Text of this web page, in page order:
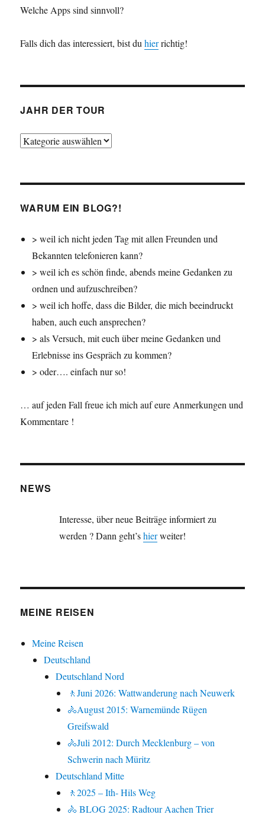
Welche Apps sind sinnvoll?
Falls dich das interessiert, bist duhierrichtig!
JAHR DER TOUR
Jahr
WARUM EIN BLOG?!
> weil ich nicht jeden Tag mit allen Freunden und
Bekannten telefonieren kann?
> weil ich es schön finde, abends meine Gedanken zu
ordnen und aufzuschreiben?
> weil ich hoffe, dass die Bilder, die mich beeindruckt
haben, auch euch ansprechen?
> als Versuch, mit euch über meine Gedanken und
Erlebnisse ins Gespräch zu kommen?
> oder…. einfach nur so!
… auf jeden Fall freue ich mich auf eure Anmerkungen und
Kommentare !
NEWS
Interesse, über neue Beiträge informiert zu
werden ? Dann geht’shierweiter!
MEINE REISEN
Meine Reisen
Deutschland
Deutschland Nord
🚶Juni 2026: Wattwanderung nach Neuwerk
🚴August 2015: Warnemünde Rügen
Greifswald
🚴Juli 2012: Durch Mecklenburg – von
Schwerin nach Müritz
Deutschland Mitte
🚶2025 – Ith- Hils Weg
🚴 BLOG 2025: Radtour Aachen Trier